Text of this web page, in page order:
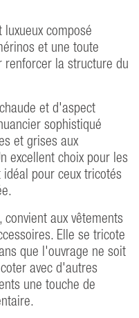
luxueux composé
et une toute
renforcer la structure du
et d'aspect
sophistiqué
et grises aux
excellent choix pour les
pour ceux tricotés
convient aux vêtements
Elle se tricote
que l'ouvrage ne soit
avec d'autres
une touche de